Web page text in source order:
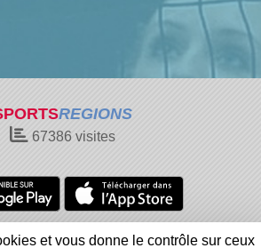
REGIONS
67386visites
Gestion des cookies
et vous donne le contrôle sur ceux